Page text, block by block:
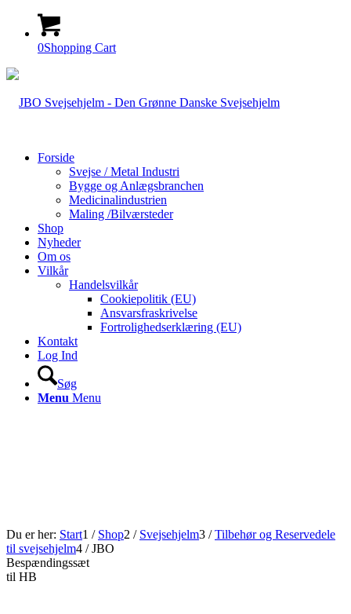
0Shopping Cart
Forside
Svejse / Metal Industri
Bygge og Anlægsbranchen
Medicinalindustrien
Maling /Bilværsteder
Shop
Nyheder
Om os
Vilkår
Handelsvilkår
Cookiepolitik (EU)
Ansvarsfraskrivelse
Fortrolighedserklæring (EU)
Kontakt
Log Ind
Søg
Menu Menu
Du er her: Start1 / Shop2 / Svejsehjelm3 / Tilbehør og Reservedele
til svejsehjelm4 / JBO
Bespændingssæt
til HB